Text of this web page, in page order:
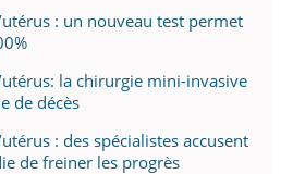
: un nouveau test permet
la chirurgie mini-invasive
de décès
: des spécialistes accusent
de freiner les progrès